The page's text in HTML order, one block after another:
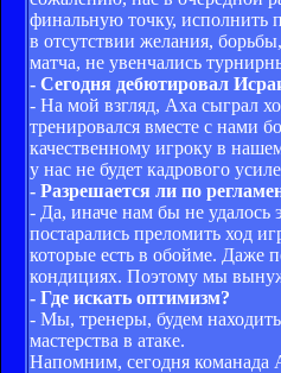
финальную точку, исполнить
в отсутствии желания,
матча, не увенчались
- Сегодня дебютировал
- На мой взгляд, Аха сыграл
тренировался вместе с нами
качественному игроку в
у нас не будет кадрового
- Разрешается ли по
- Да, иначе нам бы не удалось
постарались преломить ход
которые есть в обойме. Даже
кондициях. Поэтому мы
- Где искать оптимизм?
- Мы, тренеры, будем
мастерства в атаке.
Напомним, сегодня команада